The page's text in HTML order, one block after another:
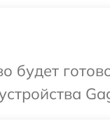
будет